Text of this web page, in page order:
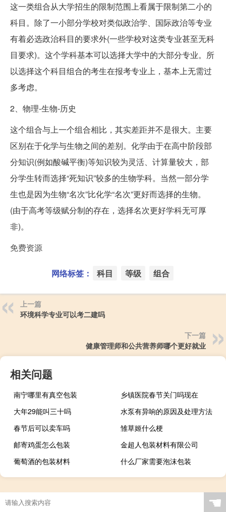
这一类组合从大学招生的限制范围上看属于限制第二小的
科目。除了一小部分学校对类似政治学、国际政治等专业
有着必选政治科目的要求外(一些学校对这类专业甚至无科
目要求)。这个学科基本可以选择大学中的大部分专业。所
以选择这个科目组合的考生在报考专业上，基本上无需过
多考虑。
2、物理-生物-历史
这个组合与上一个组合相比，其实差距并不是很大。主要
区别在于化学与生物之间的差别。化学由于在高中阶段部
分知识(例如酸碱平衡)等知识较为灵活、计算量较大，部
分学生转而选择“死知识”较多的生物学科。当然一部分学
生也是因为生物“名次”比化学“名次”更好而选择的生物。
(由于高考等级赋分制的存在，选择名次更好学科无可厚
非)。
免费资源
网络标签： 科目 等级 组合
上一篇
环境科学专业可以考二建吗
下一篇
健康管理师和公共营养师哪个更好就业
相关问题
南宁哪里有真空包装
乡镇医院春节关门吗现在
大年29能叫三十吗
水泵有异响的原因及处理方法
春节后可以卖车吗
雏草姬什么梗
邮寄鸡蛋怎么包装
金超人包装材料有限公司
葡萄酒的包装材料
什么厂家需要泡沫包装
☚